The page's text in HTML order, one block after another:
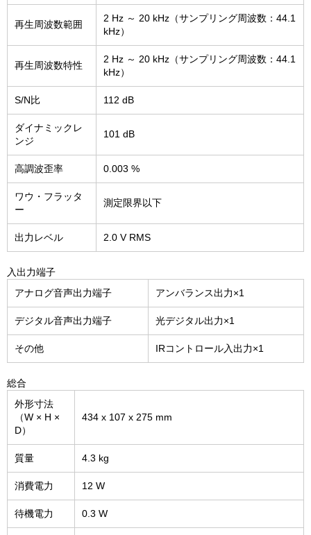
再生周波数範囲
2 Hz ～ 20 kHz（サンプリング周波数：44.1
kHz）
再生周波数特性
2 Hz ～ 20 kHz（サンプリング周波数：44.1
kHz）
S/N比 112 dB
ダイナミックレ
ンジ
101 dB
高調波歪率 0.003 %
ワウ・フラッタ
ー
測定限界以下
出力レベル 2.0 V RMS
入出力端子
アナログ音声出力端子
アンバランス出力×1
デジタル音声出力端子 光デジタル出力×1
その他 IRコントロール入出力×1
総合
外形寸法
（W × H ×
D）
434 x 107 x 275 mm
質量 4.3 kg
消費電力 12 W
待機電力 0.3 W